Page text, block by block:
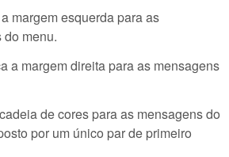
margem esquerda para as
do menu.
a margem direita para as mensagens
de cores para as mensagens do
por um único par de primeiro